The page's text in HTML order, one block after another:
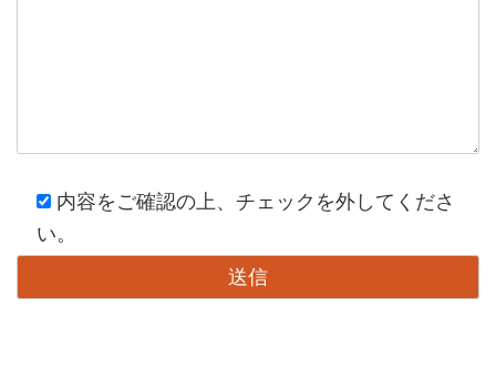
内容をご確認の上、チェックを外してくださ
い。